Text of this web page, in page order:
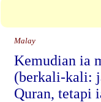
Malay
Kemudian ia
(berkali-kali:
Quran, tetapi